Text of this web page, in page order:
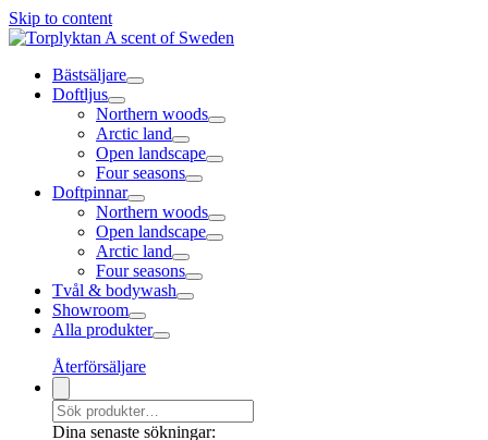
Skip to content
Bästsäljare
Doftljus
Northern woods
Arctic land
Open landscape
Four seasons
Doftpinnar
Northern woods
Open landscape
Arctic land
Four seasons
Tvål & bodywash
Showroom
Alla produkter
Återförsäljare
Dina senaste sökningar: